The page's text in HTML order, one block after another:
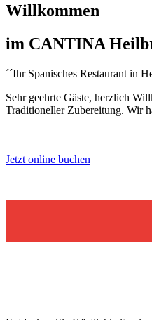
Willkommen
im CANTINA
´´Ihr Spanisches Restaurant in
Sehr geehrte Gäste, herzlich
Traditioneller Zubereitung. Wir
Jetzt online buchen